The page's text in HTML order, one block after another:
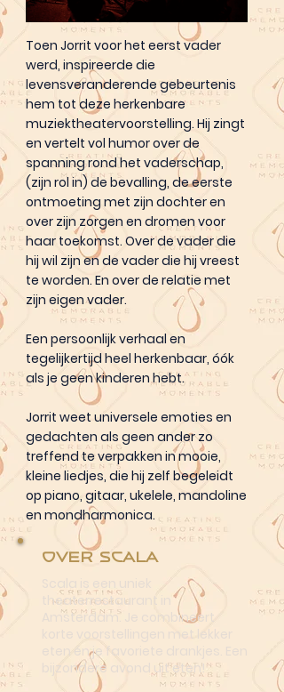
Toen Jorrit voor het eerst vader
werd, inspireerde die
levensveranderende gebeurtenis
hem tot deze herkenbare
muziektheatervoorstelling. Hij zingt
en vertelt vol humor over de
spanning rond het vaderschap,
(zijn rol in) de bevalling, de eerste
ontmoeting met zijn dochter en
over zijn zorgen en dromen voor
haar toekomst. Over de vader die
hij wil zijn en de vader die hij vreest
te worden. En over de relatie met
zijn eigen vader.
Een persoonlijk verhaal en
tegelijkertijd heel herkenbaar, óók
als je geen kinderen hebt.
Jorrit weet universele emoties en
gedachten als geen ander zo
treffend te verpakken in mooie,
kleine liedjes, die hij zelf begeleidt
op piano, gitaar, ukelele, mandoline
en mondharmonica.
Over Scala
Scala is een uniek
theaterrestaurant in
Amsterdam. Je combineert
korte voorstellingen met lekker
eten én je favoriete drankjes. Een
bijzondere avond uit eten!